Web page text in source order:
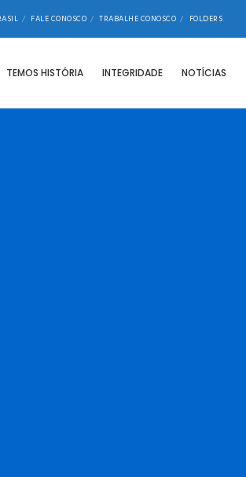
FALE CONOSCO TRABALHE CONOSCO FOLDERS
TEMOS HISTÓRIA INTEGRIDADE NOTÍCIAS